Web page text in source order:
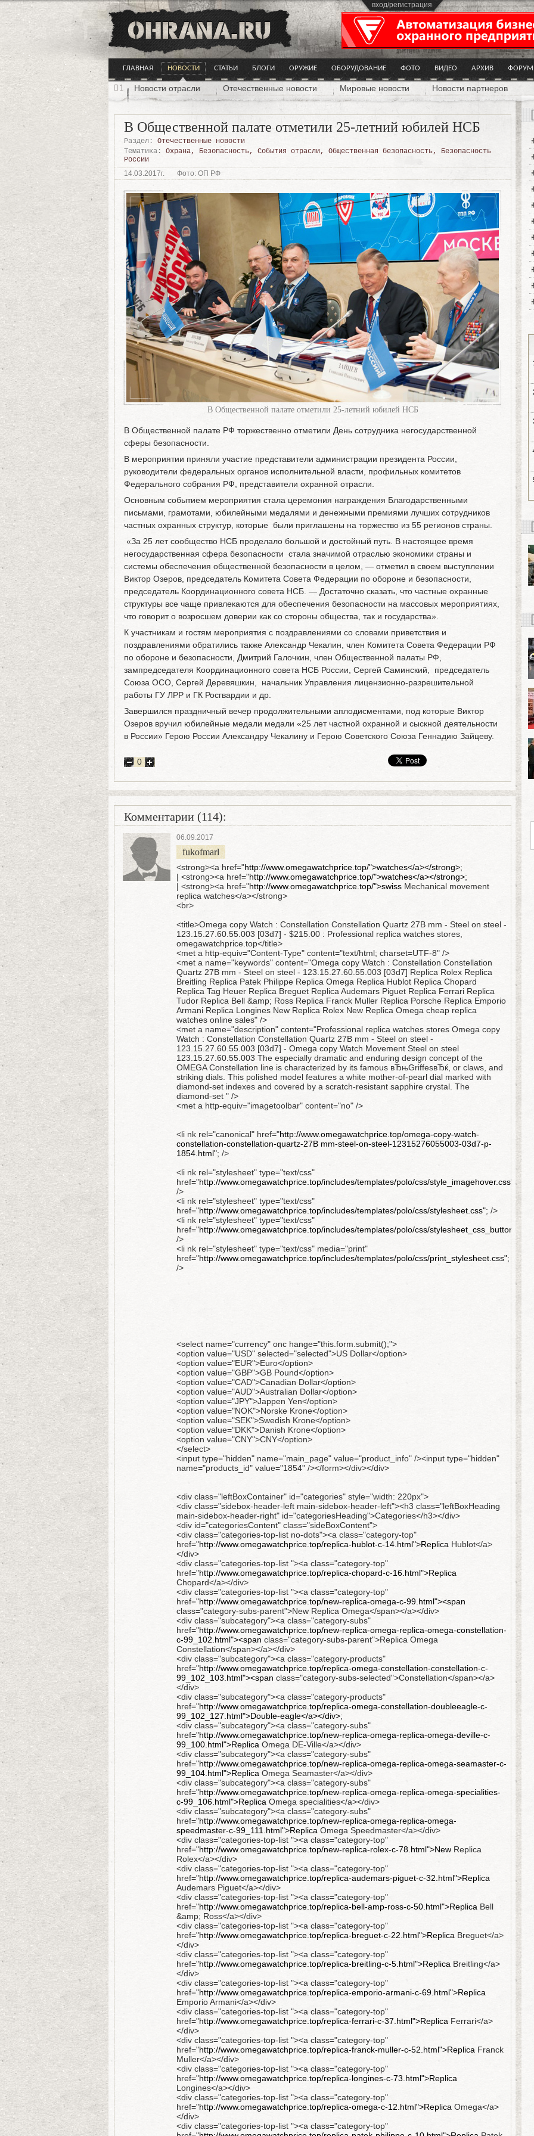
вход/регистрация
ГЛАВНАЯ НОВОСТИ СТАТЬИ БЛОГИ ОРУЖИЕ ОБОРУДОВАНИЕ ФОТО ВИДЕО АРХИВ ФОРУМ
Новости отрасли Отечественные новости Мировые новости Новости партнеров
В Общественной палате отметили 25-летний юбилей НСБ
Раздел:
Отечественные новости
Тематика:
Охрана, Безопасность, События отрасли, Общественная безопасность, Безопасность
России
14.03.2017г.
Фото: ОП РФ
В Общественной палате отметили 25-летний юбилей НСБ
В Общественной палате РФ торжественно отметили День сотрудника негосударственной
сферы безопасности.
В мероприятии приняли участие представители администрации президента России,
руководители федеральных органов исполнительной власти, профильных комитетов
Федерального собрания РФ, представители охранной отрасли.
Основным событием мероприятия стала церемония награждения Благодарственными
письмами, грамотами, юбилейными медалями и денежными премиями лучших сотрудников
частных охранных структур, которые были приглашены на торжество из 55 регионов страны.
«За 25 лет сообщество НСБ проделало большой и достойный путь. В настоящее время
негосударственная сфера безопасности стала значимой отраслью экономики страны и
системы обеспечения общественной безопасности в целом, — отметил в своем выступлении
Виктор Озеров, председатель Комитета Совета Федерации по обороне и безопасности,
председатель Координационного совета НСБ. — Достаточно сказать, что частные охранные
структуры все чаще привлекаются для обеспечения безопасности на массовых мероприятиях,
что говорит о возросшем доверии как со стороны общества, так и государства».
К участникам и гостям мероприятия с поздравлениями со словами приветствия и
поздравлениями обратились также Александр Чекалин, член Комитета Совета Федерации РФ
по обороне и безопасности, Дмитрий Галочкин, член Общественной палаты РФ,
зампредседателя Координационного совета НСБ России, Сергей Саминский, председатель
Союза ОСО, Сергей Деревяшкин, начальник Управления лицензионно-разрешительной
работы ГУ ЛРР и ГК Росгвардии и др.
Завершился праздничный вечер продолжительными аплодисментами, под которые Виктор
Озеров вручил юбилейные медали медали «25 лет частной охранной и сыскной деятельности
в России» Герою России Александру Чекалину и Герою Советского Союза Геннадию Зайцеву.
0
Комментарии (114):
06.09.2017
fukofmarl
<strong><a href="http://www.omegawatchprice.top/">watches</a></strong>;
| <strong><a href="http://www.omegawatchprice.top/">watches</a></strong>;
| <strong><a href="http://www.omegawatchprice.top/">swiss Mechanical movement
replica watches</a></strong>
<br>
<title>Omega copy Watch : Constellation Constellation Quartz 27В mm - Steel on steel -
123.15.27.60.55.003 [03d7] - $215.00 : Professional replica watches stores,
omegawatchprice.top</title>
<met a http-equiv="Content-Type" content="text/html; charset=UTF-8" />
<met a name="keywords" content="Omega copy Watch : Constellation Constellation
Quartz 27В mm - Steel on steel - 123.15.27.60.55.003 [03d7] Replica Rolex Replica
Breitling Replica Patek Philippe Replica Omega Replica Hublot Replica Chopard
Replica Tag Heuer Replica Breguet Replica Audemars Piguet Replica Ferrari Replica
Tudor Replica Bell &amp; Ross Replica Franck Muller Replica Porsche Replica Emporio
Armani Replica Longines New Replica Rolex New Replica Omega cheap replica
watches online sales" />
<met a name="description" content="Professional replica watches stores Omega copy
Watch : Constellation Constellation Quartz 27В mm - Steel on steel -
123.15.27.60.55.003 [03d7] - Omega copy Watch Movement Steel on steel
123.15.27.60.55.003 The especially dramatic and enduring design concept of the
OMEGA Constellation line is characterized by its famous вЂњGriffesвЂќ, or claws, and
striking dials. This polished model features a white mother-of-pearl dial marked with
diamond-set indexes and covered by a scratch-resistant sapphire crystal. The
diamond-set " />
<met a http-equiv="imagetoolbar" content="no" />
<li nk rel="canonical" href="http://www.omegawatchprice.top/omega-copy-watch-
constellation-constellation-quartz-27В mm-steel-on-steel-12315276055003-03d7-p-
1854.html"; />
<li nk rel="stylesheet" type="text/css"
href="http://www.omegawatchprice.top/includes/templates/polo/css/style_imagehover.css" ;
/>
<li nk rel="stylesheet" type="text/css"
href="http://www.omegawatchprice.top/includes/templates/polo/css/stylesheet.css"; />
<li nk rel="stylesheet" type="text/css"
href="http://www.omegawatchprice.top/includes/templates/polo/css/
/>
<li nk rel="stylesheet" type="text/css" media="print"
href="http://www.omegawatchprice.top/includes/templates/polo/css/print_stylesheet.css";
/>
<select name="currency" onc hange="this.form.submit();">
<option value="USD" selected="selected">US Dollar</option>
<option value="EUR">Euro</option>
<option value="GBP">GB Pound</option>
<option value="CAD">Canadian Dollar</option>
<option value="AUD">Australian Dollar</option>
<option value="JPY">Jappen Yen</option>
<option value="NOK">Norske Krone</option>
<option value="SEK">Swedish Krone</option>
<option value="DKK">Danish Krone</option>
<option value="CNY">CNY</option>
</select>
<input type="hidden" name="main_page" value="product_info" /><input type="hidden"
name="products_id" value="1854" /></form></div></div>
<div class="leftBoxContainer" id="categories" style="width: 220px">
<div class="sidebox-header-left main-sidebox-header-left"><h3 class="leftBoxHeading
main-sidebox-header-right" id="categoriesHeading">Categories</h3></div>
<div id="categoriesContent" class="sideBoxContent">
<div class="categories-top-list no-dots"><a class="category-top"
href="http://www.omegawatchprice.top/replica-hublot-c-14.html">Replica Hublot</a>
</div>
<div class="categories-top-list "><a class="category-top"
href="http://www.omegawatchprice.top/replica-chopard-c-16.html">Replica
Chopard</a></div>
<div class="categories-top-list "><a class="category-top"
href="http://www.omegawatchprice.top/new-replica-omega-c-99.html"><span
class="category-subs-parent">New Replica Omega</span></a></div>
<div class="subcategory"><a class="category-subs"
href="http://www.omegawatchprice.top/new-replica-omega-replica-omega-constellation-
c-99_102.html"><span class="category-subs-parent">Replica Omega
Constellation</span></a></div>
<div class="subcategory"><a class="category-products"
href="http://www.omegawatchprice.top/replica-omega-constellation-constellation-c-
99_102_103.html"><span class="category-subs-selected">Constellation</span></a>
</div>
<div class="subcategory"><a class="category-products"
href="http://www.omegawatchprice.top/replica-omega-constellation-doubleeagle-c-
99_102_127.html">Double-eagle</a></div>;
<div class="subcategory"><a class="category-subs"
href="http://www.omegawatchprice.top/new-replica-omega-replica-omega-deville-c-
99_100.html">Replica Omega DE-Ville</a></div>
<div class="subcategory"><a class="category-subs"
href="http://www.omegawatchprice.top/new-replica-omega-replica-omega-seamaster-c-
99_104.html">Replica Omega Seamaster</a></div>
<div class="subcategory"><a class="category-subs"
href="http://www.omegawatchprice.top/new-replica-omega-replica-omega-specialities-
c-99_106.html">Replica Omega specialities</a></div>
<div class="subcategory"><a class="category-subs"
href="http://www.omegawatchprice.top/new-replica-omega-replica-omega-
speedmaster-c-99_111.html">Replica Omega Speedmaster</a></div>
<div class="categories-top-list "><a class="category-top"
href="http://www.omegawatchprice.top/new-replica-rolex-c-78.html">New Replica
Rolex</a></div>
<div class="categories-top-list "><a class="category-top"
href="http://www.omegawatchprice.top/replica-audemars-piguet-c-32.html">Replica
Audemars Piguet</a></div>
<div class="categories-top-list "><a class="category-top"
href="http://www.omegawatchprice.top/replica-bell-amp-ross-c-50.html">Replica Bell
&amp; Ross</a></div>
<div class="categories-top-list "><a class="category-top"
href="http://www.omegawatchprice.top/replica-breguet-c-22.html">Replica Breguet</a>
</div>
<div class="categories-top-list "><a class="category-top"
href="http://www.omegawatchprice.top/replica-breitling-c-5.html">Replica Breitling</a>
</div>
<div class="categories-top-list "><a class="category-top"
href="http://www.omegawatchprice.top/replica-emporio-armani-c-69.html">Replica
Emporio Armani</a></div>
<div class="categories-top-list "><a class="category-top"
href="http://www.omegawatchprice.top/replica-ferrari-c-37.html">Replica Ferrari</a>
</div>
<div class="categories-top-list "><a class="category-top"
href="http://www.omegawatchprice.top/replica-franck-muller-c-52.html">Replica Franck
Muller</a></div>
<div class="categories-top-list "><a class="category-top"
href="http://www.omegawatchprice.top/replica-longines-c-73.html">Replica
Longines</a></div>
<div class="categories-top-list "><a class="category-top"
href="http://www.omegawatchprice.top/replica-omega-c-12.html">Replica Omega</a>
</div>
<div class="categories-top-list "><a class="category-top"